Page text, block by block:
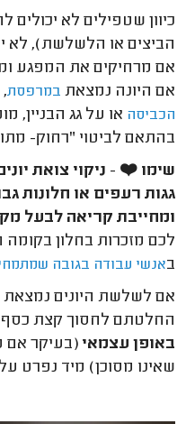
כיוון שטפילים לא יכולים
הביצים או הלשלשת),
אם מרחיקים את המפגע
אם היונה נמצאת במרפסת
הכביסה או על גג הבניין,
בהתאם לביטוי "רחוק-
שימו❤️
- ניקוי צואת
גגות רעפים או חלונות
ומחייבת קריאה לבעל
לכם מזכרות בחלון בקומה
באנשי עבודה בגובה
אם לשלשת היונים נמצאת
החלטתם לחסוך קצת כסף
באופן עצמאי (בעיקר אם
שאינו מסוכן) מיד נפרט